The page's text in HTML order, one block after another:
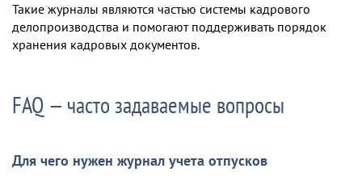
Такие журналы являются частью системы кадрового
делопроизводства и помогают поддерживать порядок
хранения кадровых документов.
FAQ — часто задаваемые вопросы
Для чего нужен журнал учета отпусков